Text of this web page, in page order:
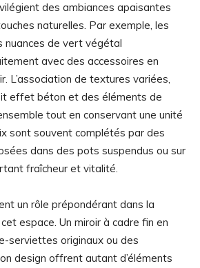
des ambiances apaisantes
naturelles. Par exemple, les
nuances de vert végétal
avec des accessoires en
L’association de textures variées,
effet béton et des éléments de
tout en conservant une unité
sont souvent complétés par des
dans des pots suspendus ou sur
fraîcheur et vitalité.
un rôle prépondérant dans la
espace. Un miroir à cadre fin en
serviettes originaux ou des
design offrent autant d’éléments